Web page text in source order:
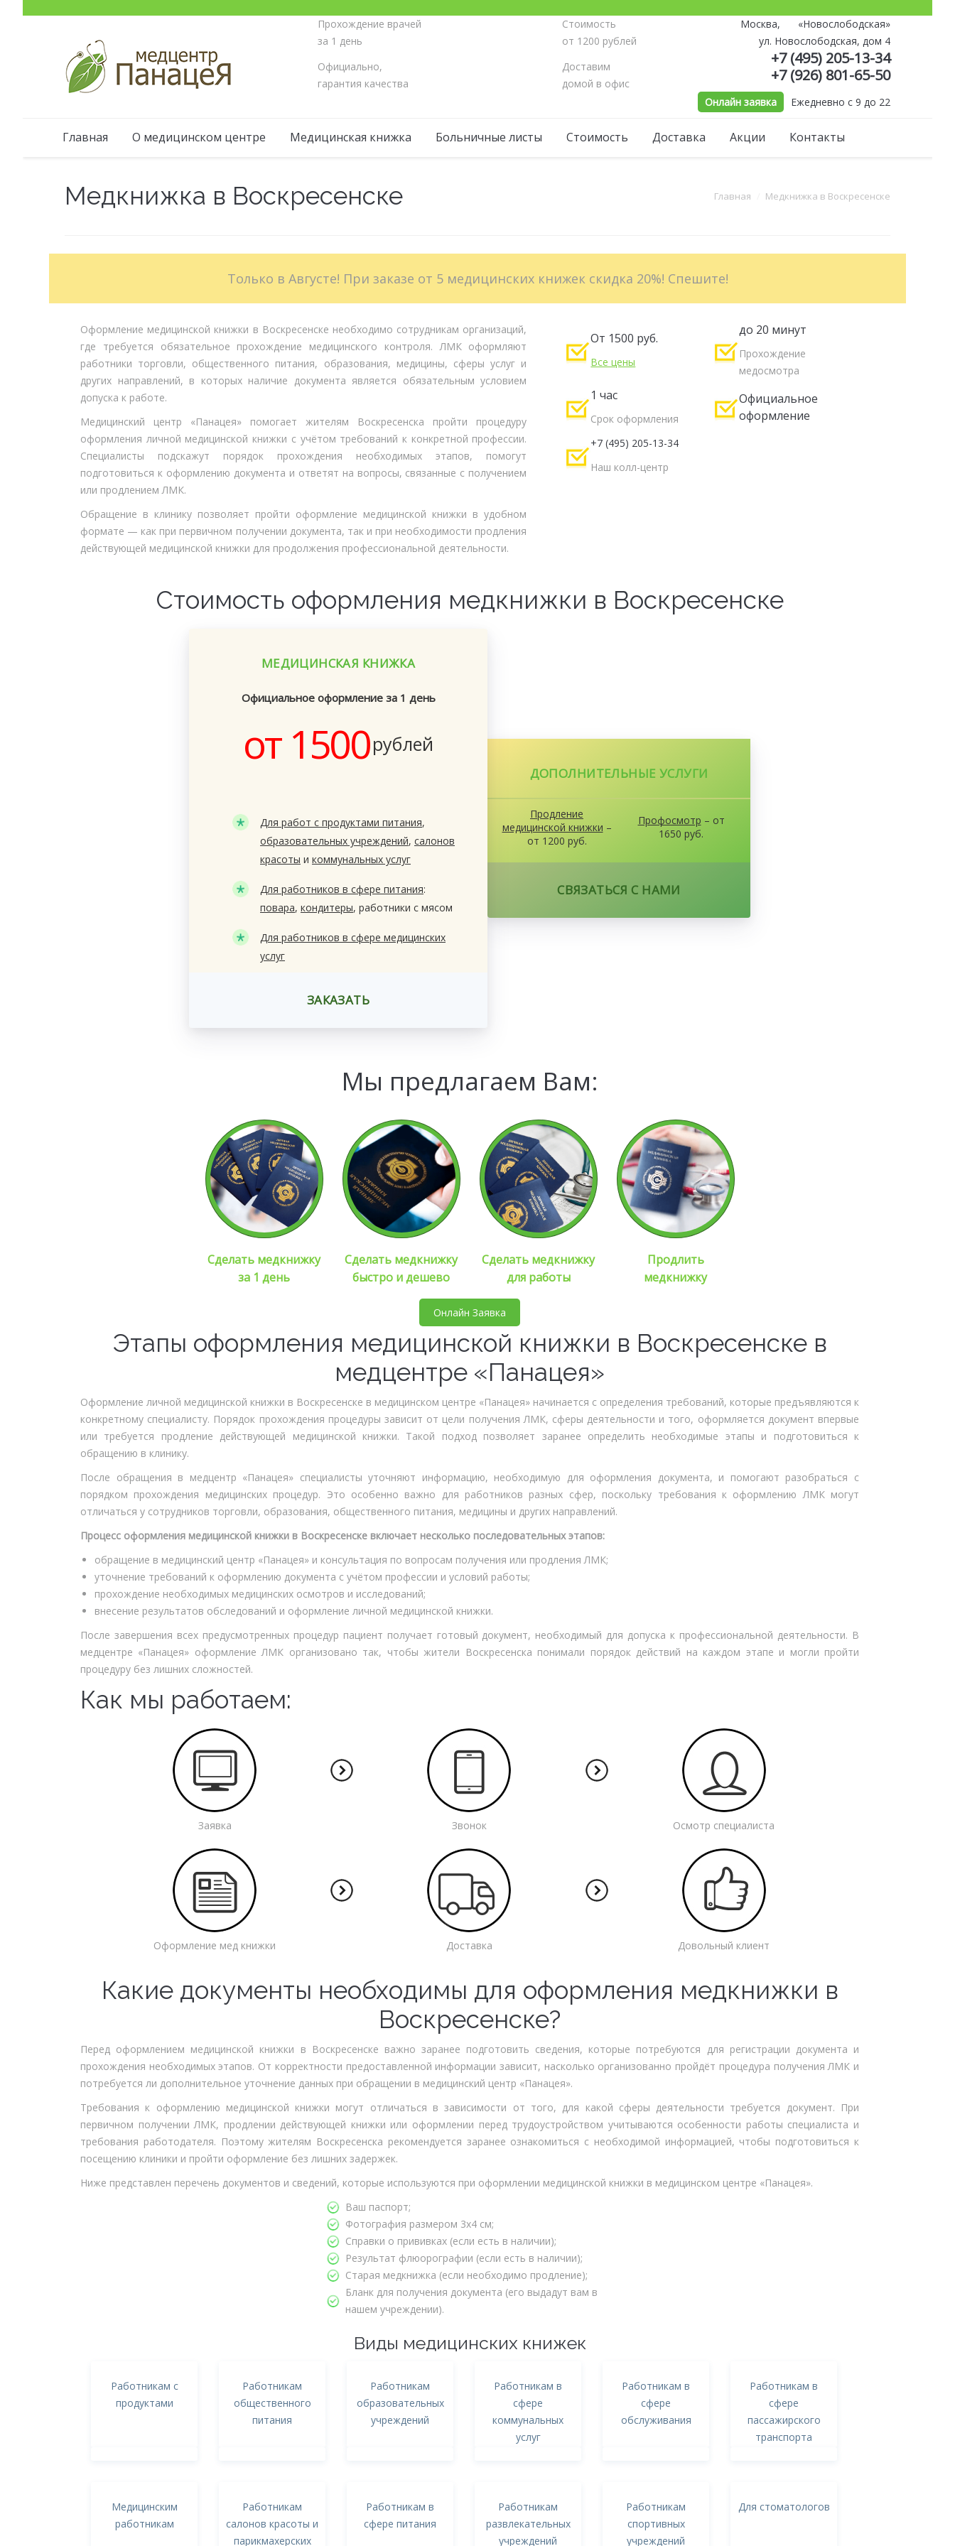
Прохождение врачей
за 1 день
Стоимость
от 1200 рублей
Официально,
гарантия качества
Доставим
домой в офис
Москва,
«Новослободская»
ул. Новослободская, дом 4
+7 (495) 205-13-34
+7 (926) 801-65-50
Онлайн заявка Ежедневно с 9 до 22
Главная О медицинском центре Медицинская книжка Больничные листы Стоимость Доставка Акции Контакты
Медкнижка в Воскресенске Главная Медкнижка в Воскресенске
Только в Августе! При заказе от 5 медицинских книжек скидка 20%! Спешите!
Оформление медицинской книжки в Воскресенске необходимо сотрудникам организаций,
где требуется обязательное прохождение медицинского контроля. ЛМК оформляют
работники торговли, общественного питания, образования, медицины, сферы услуг и
других направлений, в которых наличие документа является обязательным условием
допуска к работе.
Медицинский центр «Панацея» помогает жителям Воскресенска пройти процедуру
оформления личной медицинской книжки с учётом требований к конкретной профессии.
Специалисты подскажут порядок прохождения необходимых этапов, помогут
подготовиться к оформлению документа и ответят на вопросы, связанные с получением
или продлением ЛМК.
Обращение в клинику позволяет пройти оформление медицинской книжки в удобном
формате — как при первичном получении документа, так и при необходимости продления
действующей медицинской книжки для продолжения профессиональной деятельности.
От 1500 руб.
Все цены
до 20 минут
Прохождение
медосмотра
1 час
Срок оформления
Официальное
оформление
+7 (495) 205-13-34
Наш колл-центр
Стоимость оформления медкнижки в Воскресенске
МЕДИЦИНСКАЯ КНИЖКА
Официальное оформление за 1 день
от 1500рублей
Для работ с продуктами питания,
образовательных учреждений, салонов
красоты и коммунальных услуг
Для работников в сфере питания:
повара, кондитеры, работники с мясом
Для работников в сфере медицинских
услуг
ЗАКАЗАТЬ
ДОПОЛНИТЕЛЬНЫЕ УСЛУГИ
Продление
медицинской книжки –
от 1200 руб.
Профосмотр – от
1650 руб.
СВЯЗАТЬСЯ С НАМИ
Мы предлагаем Вам:
Сделать медкнижку
за 1 день
Сделать медкнижку
быстро и дешево
Сделать медкнижку
для работы
Продлить
медкнижку
Онлайн Заявка
Этапы оформления медицинской книжки в Воскресенске в
медцентре «Панацея»
Оформление личной медицинской книжки в Воскресенске в медицинском центре «Панацея» начинается с определения требований, которые предъявляются к
конкретному специалисту. Порядок прохождения процедуры зависит от цели получения ЛМК, сферы деятельности и того, оформляется документ впервые
или требуется продление действующей медицинской книжки. Такой подход позволяет заранее определить необходимые этапы и подготовиться к
обращению в клинику.
После обращения в медцентр «Панацея» специалисты уточняют информацию, необходимую для оформления документа, и помогают разобраться с
порядком прохождения медицинских процедур. Это особенно важно для работников разных сфер, поскольку требования к оформлению ЛМК могут
отличаться у сотрудников торговли, образования, общественного питания, медицины и других направлений.
Процесс оформления медицинской книжки в Воскресенске включает несколько последовательных этапов:
обращение в медицинский центр «Панацея» и консультация по вопросам получения или продления ЛМК;
уточнение требований к оформлению документа с учётом профессии и условий работы;
прохождение необходимых медицинских осмотров и исследований;
внесение результатов обследований и оформление личной медицинской книжки.
После завершения всех предусмотренных процедур пациент получает готовый документ, необходимый для допуска к профессиональной деятельности. В
медцентре «Панацея» оформление ЛМК организовано так, чтобы жители Воскресенска понимали порядок действий на каждом этапе и могли пройти
процедуру без лишних сложностей.
Как мы работаем:
Заявка Звонок Осмотр специалиста
Оформление мед книжки Доставка Довольный клиент
Какие документы необходимы для оформления медкнижки в
Воскресенске?
Перед оформлением медицинской книжки в Воскресенске важно заранее подготовить сведения, которые потребуются для регистрации документа и
прохождения необходимых этапов. От корректности предоставленной информации зависит, насколько организованно пройдёт процедура получения ЛМК и
потребуется ли дополнительное уточнение данных при обращении в медицинский центр «Панацея».
Требования к оформлению медицинской книжки могут отличаться в зависимости от того, для какой сферы деятельности требуется документ. При
первичном получении ЛМК, продлении действующей книжки или оформлении перед трудоустройством учитываются особенности работы специалиста и
требования работодателя. Поэтому жителям Воскресенска рекомендуется заранее ознакомиться с необходимой информацией, чтобы подготовиться к
посещению клиники и пройти оформление без лишних задержек.
Ниже представлен перечень документов и сведений, которые используются при оформлении медицинской книжки в медицинском центре «Панацея».
Ваш паспорт;
Фотография размером 3х4 см;
Справки о прививках (если есть в наличии);
Результат флюорографии (если есть в наличии);
Старая медкнижка (если необходимо продление);
Бланк для получения документа (его выдадут вам в
нашем учреждении).
Виды медицинских книжек
Работникам с
продуктами
Работникам
общественного
питания
Работникам
образовательных
учреждений
Работникам в
сфере
коммунальных
услуг
Работникам в
сфере
обслуживания
Работникам в
сфере
пассажирского
транспорта
Медицинским
работникам
Работникам
салонов красоты и
парикмахерских
Работникам в
сфере питания
Работникам
развлекательных
учреждений
Работникам
спортивных
учреждений
Для стоматологов